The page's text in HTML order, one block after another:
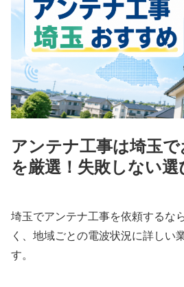
アンテナ工事は埼玉
を厳選！失敗しない選
埼玉でアンテナ工事を依頼するな
く、地域ごとの電波状況に詳しい
す。